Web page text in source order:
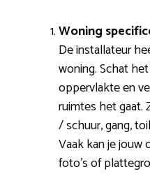
Woning
De installateur
woning. Schat
oppervlakte en
ruimtes het gaat.
/ schuur, gang,
Vaak kan je jouw
foto’s of